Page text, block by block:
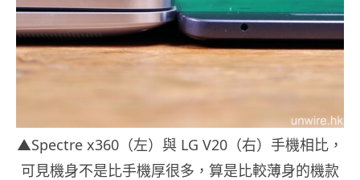
▲Spectre x360（左）與 LG V20（右）手機相比，
可見機身不是比手機厚很多，算是比較薄身的機款